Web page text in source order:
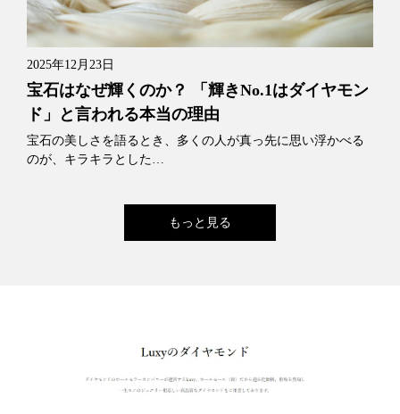
2025年12月23日
宝石はなぜ輝くのか？ 「輝きNo.1はダイヤモン
ド」と言われる本当の理由
宝石の美しさを語るとき、多くの人が真っ先に思い浮かべる
のが、キラキラとした…
もっと見る